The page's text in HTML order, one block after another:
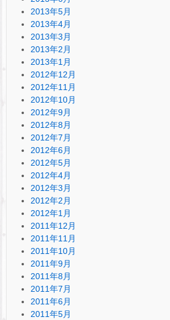
2013年5月
2013年4月
2013年3月
2013年2月
2013年1月
2012年12月
2012年11月
2012年10月
2012年9月
2012年8月
2012年7月
2012年6月
2012年5月
2012年4月
2012年3月
2012年2月
2012年1月
2011年12月
2011年11月
2011年10月
2011年9月
2011年8月
2011年7月
2011年6月
2011年5月